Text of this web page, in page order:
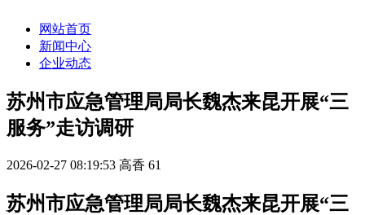
网站首页
新闻中心
企业动态
苏州市应急管理局局长魏杰来昆开展“三
服务”走访调研
2026-02-27 08:19:53 高香 61
苏州市应急管理局局长魏杰来昆开展“三